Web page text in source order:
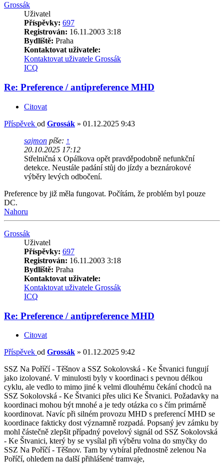
Grossák
Uživatel
Příspěvky: 697
Registrován: 16.11.2003 3:18
Bydliště: Praha
Kontaktovat uživatele:
Kontaktovat uživatele Grossák
ICQ
Re: Preference / antipreference MHD
Citovat
Příspěvek od Grossák » 01.12.2025 9:43
sajmon píše: ↑
20.10.2025 17:12
Střelničná x Opálkova opět pravděpodobně nefunkční
detekce. Neustále padání stůj do jízdy a beznárokové
výběry levých odbočení.
Preference by již měla fungovat. Počítám, že problém byl pouze
DC.
Nahoru
Grossák
Uživatel
Příspěvky: 697
Registrován: 16.11.2003 3:18
Bydliště: Praha
Kontaktovat uživatele:
Kontaktovat uživatele Grossák
ICQ
Re: Preference / antipreference MHD
Citovat
Příspěvek od Grossák » 01.12.2025 9:42
SSZ Na Poříčí - Těšnov a SSZ Sokolovská - Ke Štvanici fungují
jako izolované. V minulosti byly v koordinaci s pevnou délkou
cyklu, ale vedlo to mimo jiné k velmi dlouhému čekání chodců na
SSZ Sokolovská - Ke Štvanici přes ulici Ke Štvanici. Požadavky na
koordinaci mohou být mnohé a je tedy otázka co s čím primárně
koordinovat. Navíc při silném provozu MHD s preferencí MHD se
koordinace fakticky dost významně rozpadá. Popsaný jev zámku by
mohl částečně zlepšit případný povelový signál od SSZ Sokolovská
- Ke Štvanici, který by se vysílal při výběru volna do smyčky do
SSZ Na Poříčí - Těšnov. Tam by vybíral přednostně zelenou Na
Poříčí, ohledem na další přihlášené tramvaje,